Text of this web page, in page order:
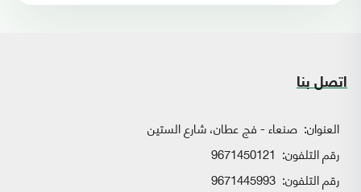
اتصل بنا
العنوان: صنعاء - فج عطان، شارع الستين
رقم التلفون: 9671450121
رقم التلفون: 9671445993